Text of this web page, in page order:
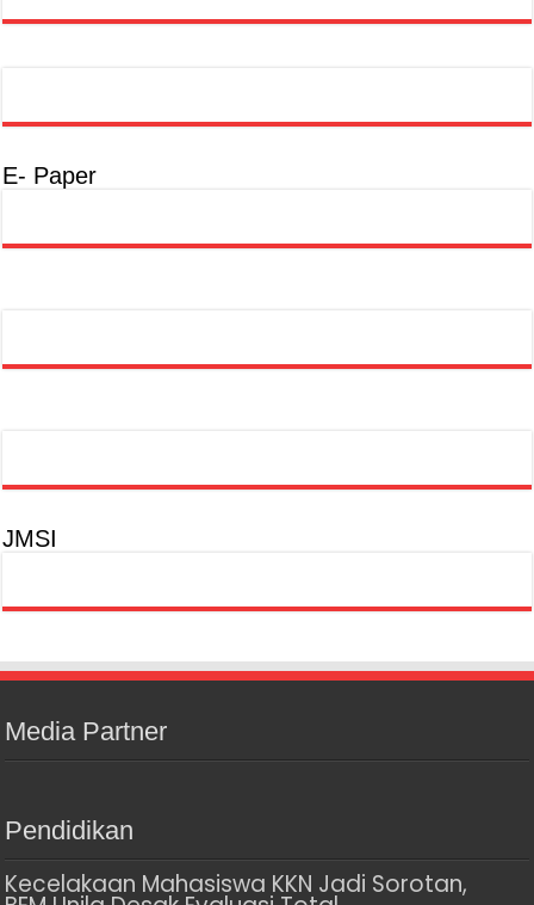
E- Paper
JMSI
Media Partner
Pendidikan
Kecelakaan Mahasiswa KKN Jadi Sorotan,